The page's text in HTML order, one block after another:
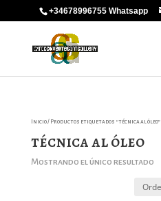
+34678996755 Whatsapp
Inicio/ Productos etiquetados “técnica al óleo”
técnica al óleo
Mostrando el único resultado